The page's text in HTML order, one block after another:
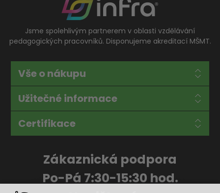
Jsme spolehlivým partnerem v oblasti vzdělávání
pedagogických pracovníků. Disponujeme akreditací MŠMT.
Vše o nákupu
Užitečné informace
Certifikace
Zákaznická podpora
Po-Pá 7:30-15:30 hod.